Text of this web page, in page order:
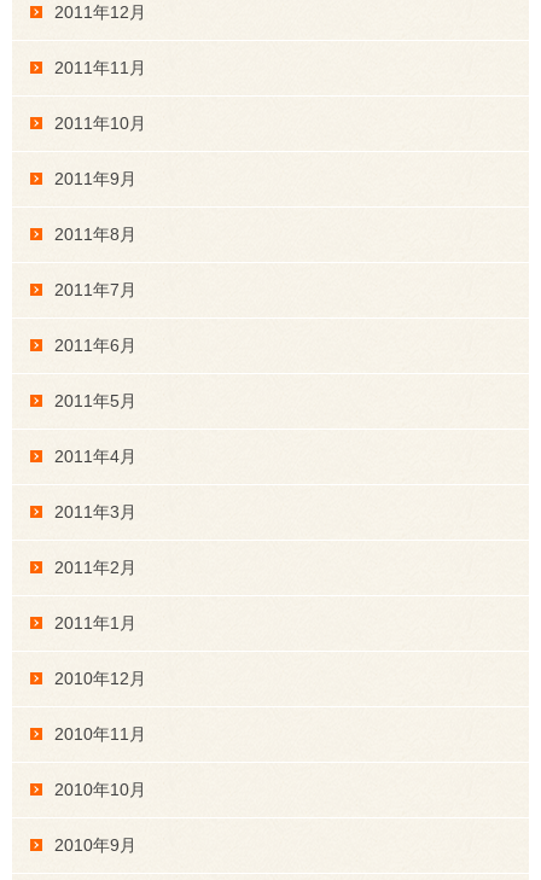
2011年12月
2011年11月
2011年10月
2011年9月
2011年8月
2011年7月
2011年6月
2011年5月
2011年4月
2011年3月
2011年2月
2011年1月
2010年12月
2010年11月
2010年10月
2010年9月